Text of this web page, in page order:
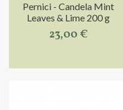
Pernici - Candela Mint
Leaves & Lime 200 g
23,00 €